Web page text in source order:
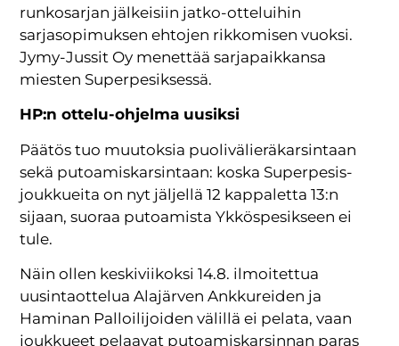
runkosarjan jälkeisiin jatko-otteluihin
sarjasopimuksen ehtojen rikkomisen vuoksi.
Jymy-Jussit Oy menettää sarjapaikkansa
miesten Superpesiksessä.
HP:n ottelu-ohjelma uusiksi
Päätös tuo muutoksia puolivälieräkarsintaan
sekä putoamiskarsintaan: koska Superpesis-
joukkueita on nyt jäljellä 12 kappaletta 13:n
sijaan, suoraa putoamista Ykköspesikseen ei
tule.
Näin ollen keskiviikoksi 14.8. ilmoitettua
uusintaottelua Alajärven Ankkureiden ja
Haminan Palloilijoiden välillä ei pelata, vaan
joukkueet pelaavat putoamiskarsinnan paras